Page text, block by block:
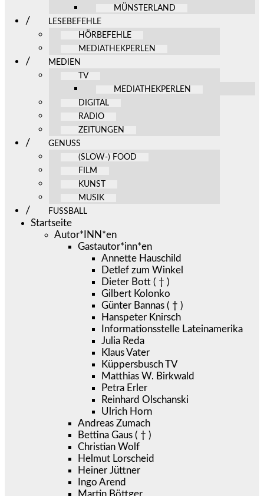
MÜNSTERLAND
LESEBEFEHLE
HÖRBEFEHLE
MEDIATHEKPERLEN
MEDIEN
TV
MEDIATHEKPERLEN
DIGITAL
RADIO
ZEITUNGEN
GENUSS
(SLOW-) FOOD
FILM
KUNST
MUSIK
FUSSBALL
Startseite
Autor*INN*en
Gastautor*inn*en
Annette Hauschild
Detlef zum Winkel
Dieter Bott ( † )
Gilbert Kolonko
Günter Bannas ( † )
Hanspeter Knirsch
Informationsstelle Lateinamerika
Julia Reda
Klaus Vater
Küppersbusch TV
Matthias W. Birkwald
Petra Erler
Reinhard Olschanski
Ulrich Horn
Andreas Zumach
Bettina Gaus ( † )
Christian Wolf
Helmut Lorscheid
Heiner Jüttner
Ingo Arend
Martin Böttger